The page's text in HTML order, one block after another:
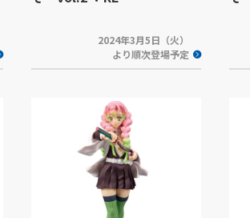
2024年3月5日（火）
より順次登場予定